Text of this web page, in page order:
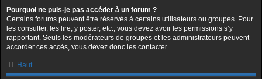
Pourquoi ne puis-je pas accéder à un forum ?
Certains forums peuvent être réservés à certains utilisateurs ou groupes. Pour
les consulter, les lire, y poster, etc., vous devez avoir les permissions s’y
rapportant. Seuls les modérateurs de groupes et les administrateurs peuvent
accorder ces accès, vous devez donc les contacter.
Haut